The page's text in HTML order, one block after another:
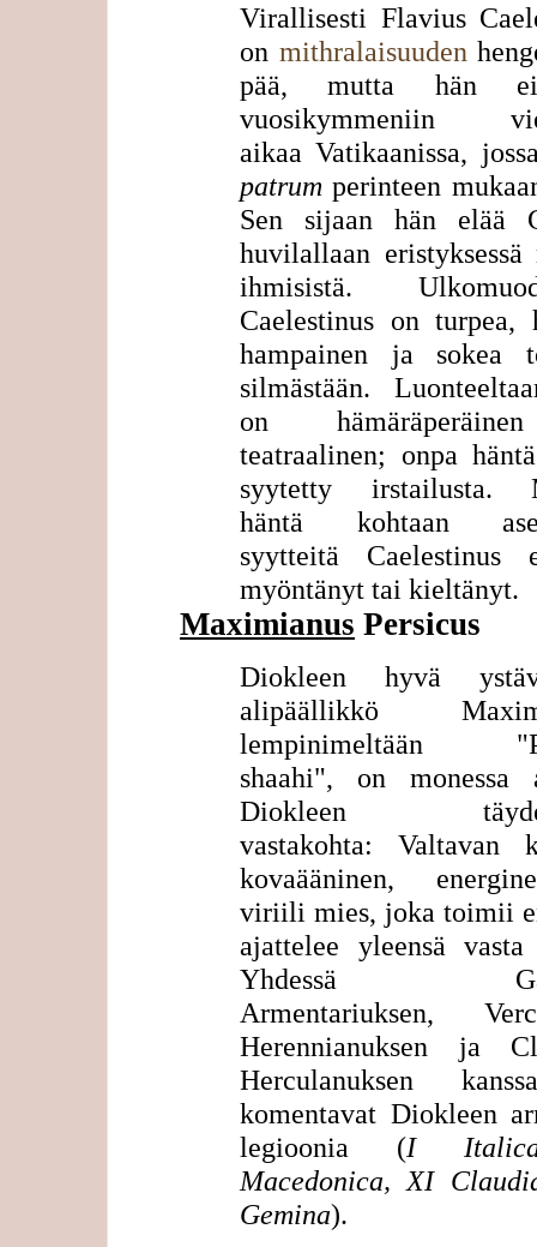
Virallisesti Flavius
on mithralaisuuden
pää, mutta hän
vuosikymmeniin
aikaa Vatikaanissa,
patrum perinteen
Sen sijaan hän elää
huvilallaan eristyksessä
ihmisistä.
Caelestinus on turpea,
hampainen ja sokea
silmästään.
on
teatraalinen; onpa
syytetty irstailusta.
häntä kohtaan
syytteitä Caelestinus
myöntänyt tai kieltänyt.
Maximianus Persicus
Diokleen hyvä
alipäällikkö
lempinimeltään
shaahi", on monessa
Diokleen
vastakohta: Valtavan
kovaääninen,
viriili mies, joka toimii
ajattelee yleensä vasta
Yhdessä
Armentariuksen,
Herennianuksen ja
Herculanuksen
komentavat Diokleen
legioonia (I
Macedonica, XI
Gemina).